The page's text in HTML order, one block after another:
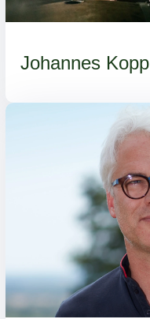
Johannes Kopp